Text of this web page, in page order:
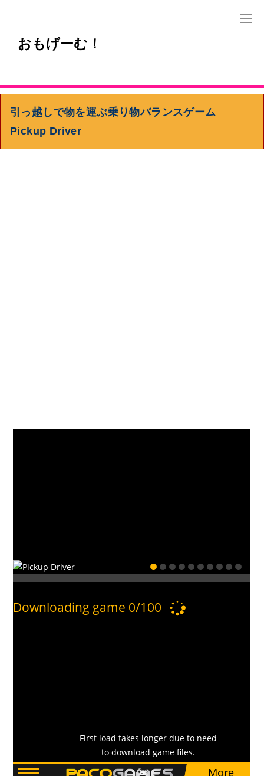
おもげーむ！
引っ越しで物を運ぶ乗り物バランスゲーム
Pickup Driver